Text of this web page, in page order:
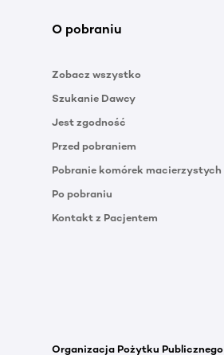
O pobraniu
Zobacz wszystko
Szukanie Dawcy
Jest zgodność
Przed pobraniem
Pobranie komórek macierzystych
Po pobraniu
Kontakt z Pacjentem
Organizacja Pożytku Publicznego